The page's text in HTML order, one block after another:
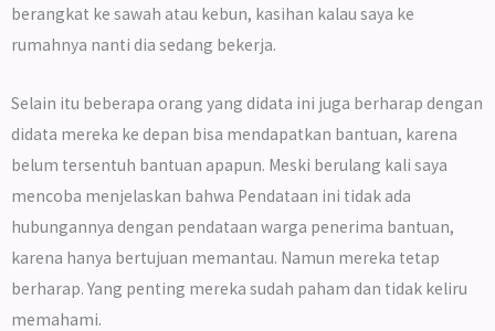
berangkat ke sawah atau kebun, kasihan kalau saya ke
rumahnya nanti dia sedang bekerja.
Selain itu beberapa orang yang didata ini juga berharap dengan
didata mereka ke depan bisa mendapatkan bantuan, karena
belum tersentuh bantuan apapun. Meski berulang kali saya
mencoba menjelaskan bahwa Pendataan ini tidak ada
hubungannya dengan pendataan warga penerima bantuan,
karena hanya bertujuan memantau. Namun mereka tetap
berharap. Yang penting mereka sudah paham dan tidak keliru
memahami.